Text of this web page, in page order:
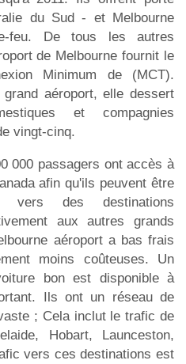
du Sud - et Melbourne
feu. De tous les autres
de Melbourne fournit le
Minimum de (MCT).
aéroport, elle dessert
et compagnies
vingt-cinq.
000 passagers ont accès à
afin qu'ils peuvent être
vers des destinations
aux autres grands
aéroport a bas frais
moins coûteuses. Un
bon est disponible à
Ils ont un réseau de
; Cela inclut le trafic de
Hobart, Launceston,
vers ces destinations est